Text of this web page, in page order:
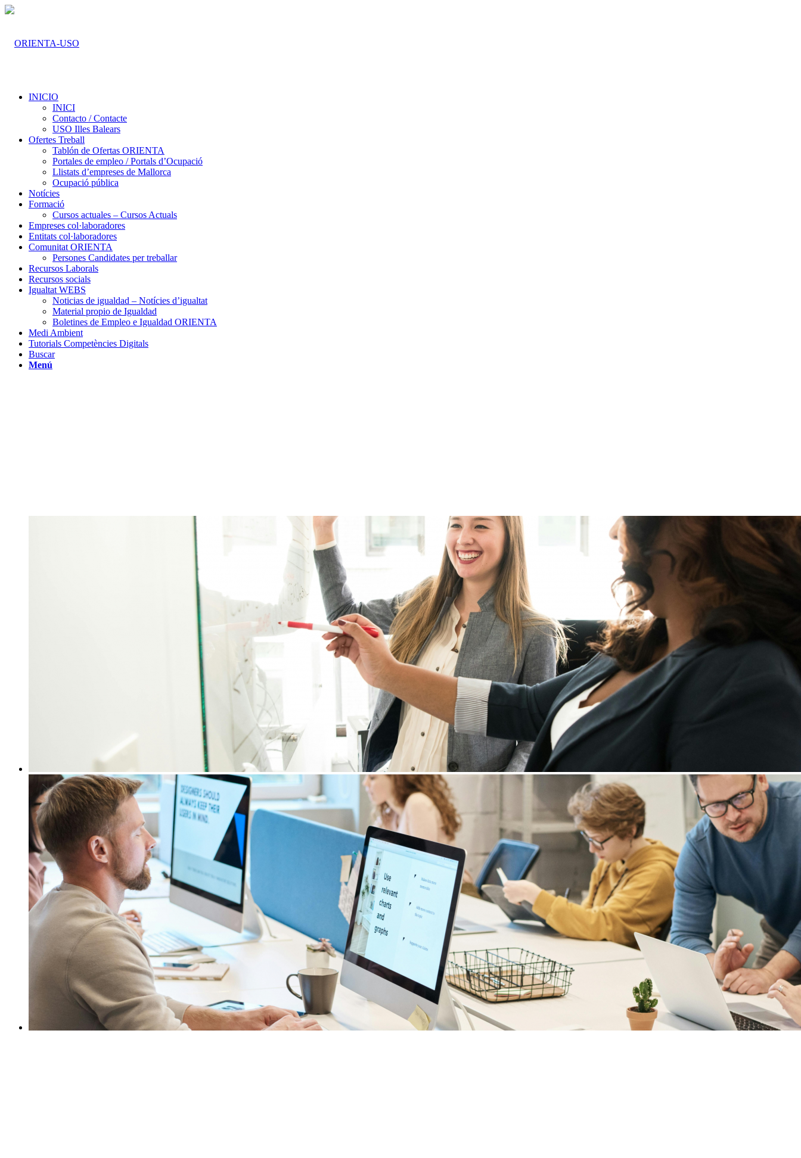
INICIO
INICI
Contacto / Contacte
USO Illes Balears
Ofertes Treball
Tablón de Ofertas ORIENTA
Portales de empleo / Portals d’Ocupació
Llistats d’empreses de Mallorca
Ocupació pública
Notícies
Formació
Cursos actuales – Cursos Actuals
Empreses col·laboradores
Entitats col·laboradores
Comunitat ORIENTA
Persones Candidates per treballar
Recursos Laborals
Recursos socials
Igualtat WEBS
Noticias de igualdad – Notícies d’igualtat
Material propio de Igualdad
Boletines de Empleo e Igualdad ORIENTA
Medi Ambient
Tutorials Competències Digitals
Buscar
Menú